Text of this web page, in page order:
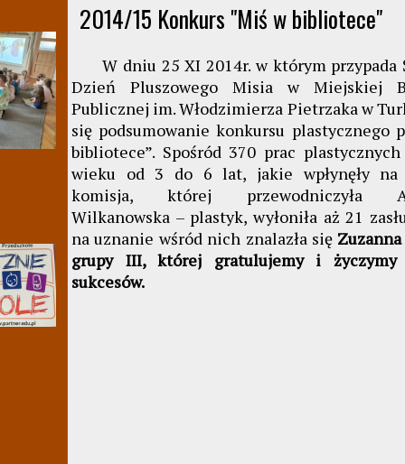
2014/15 Konkurs "Miś w bibliotece"
W dniu 25 XI 2014r. w którym przypada
Dzień Pluszowego Misia w Miejskiej
Publicznej im. Włodzimierza Pietrzaka w
się podsumowanie konkursu plastycznego
bibliotece”. Spośród 370 prac
wieku od 3 do 6 lat, jakie wpłynęły na
komisja, której przewodniczyła
Wilkanowska – plastyk, wyłoniła aż 21
na uznanie wśród nich znalazła się
grupy III, której gratulujemy i życzymy
sukcesów.